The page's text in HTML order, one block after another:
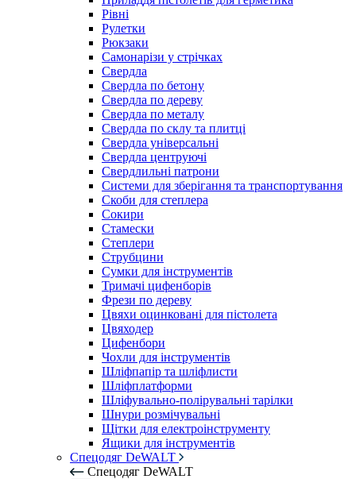
Рівні
Рулетки
Рюкзаки
Самонарізи у стрічках
Свердла
Свердла по бетону
Свердла по дереву
Свердла по металу
Свердла по склу та плитці
Свердла універсальні
Свердла центруючі
Свердлильні патрони
Системи для зберігання та транспортування
Скоби для степлера
Сокири
Стамески
Степлери
Струбцини
Сумки для інструментів
Тримачі цифенборів
Фрези по дереву
Цвяхи оцинковані для пістолета
Цвяходер
Цифенбори
Чохли для інструментів
Шліфпапір та шліфлисти
Шліфплатформи
Шліфувально-полірувальні тарілки
Шнури розмічувальні
Щітки для електроінструменту
Ящики для інструментів
Спецодяг DeWALT
Спецодяг DeWALT